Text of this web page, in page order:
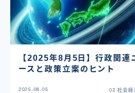
【2025年8月5日】行政関連
ースと政策立案のヒント
2025.08.05 02 社会経